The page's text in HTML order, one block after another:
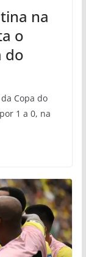
na
o
do
Copa do
1 a 0, na